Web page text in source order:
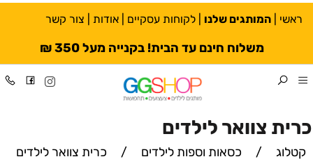
ראשי המותגים שלנו לקוחות עסקיים אודות צור קשר
משלוח חינם עד הבית! בקנייה מעל 350 ₪
כרית צוואר לילדים
קטלוג / כסאות וספות לילדים /
כרית צוואר לילדים